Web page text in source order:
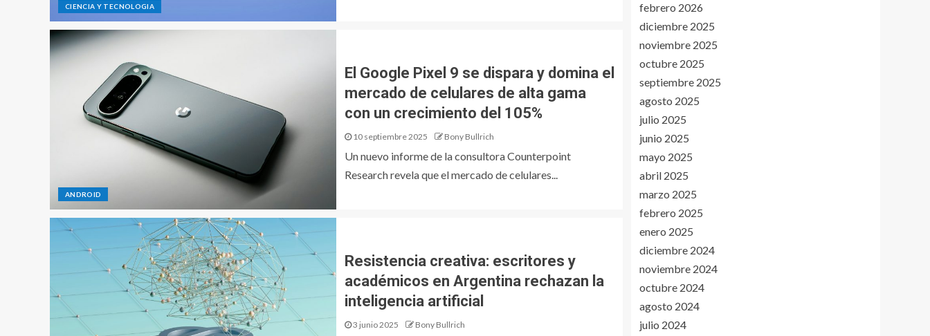
CIENCIA Y TECNOLOGIA
ANDROID
El Google Pixel 9 se dispara y domina el
mercado de celulares de alta gama
con un crecimiento del 105%
10 septiembre 2025 Bony Bullrich
Un nuevo informe de la consultora Counterpoint
Research revela que el mercado de celulares...
Resistencia creativa: escritores y
académicos en Argentina rechazan la
inteligencia artificial
3 junio 2025 Bony Bullrich
febrero 2026
diciembre 2025
noviembre 2025
octubre 2025
septiembre 2025
agosto 2025
julio 2025
junio 2025
mayo 2025
abril 2025
marzo 2025
febrero 2025
enero 2025
diciembre 2024
noviembre 2024
octubre 2024
agosto 2024
julio 2024